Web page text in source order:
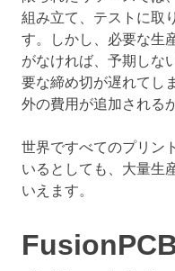
組み立て、テストに取
す。しかし、必要な生
がなければ、予期しな
要な締め切が遅れてし
外の費用が追加される
世界ですべてのプリン
いるとしても、大量生
いえます。